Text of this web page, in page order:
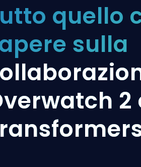
quello
sulla
2